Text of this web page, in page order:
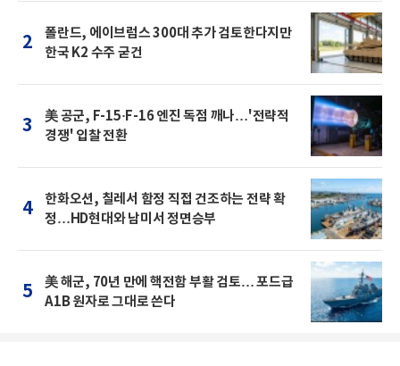
2
폴란드, 에이브럼스 300대 추가 검토한다지만
한국 K2 수주 굳건
3
美 공군, F-15·F-16 엔진 독점 깨나…'전략적
경쟁' 입찰 전환
4
한화오션, 칠레서 함정 직접 건조하는 전략 확
정…HD현대와 남미서 정면승부
5
美 해군, 70년 만에 핵전함 부활 검토… 포드급
A1B 원자로 그대로 쓴다